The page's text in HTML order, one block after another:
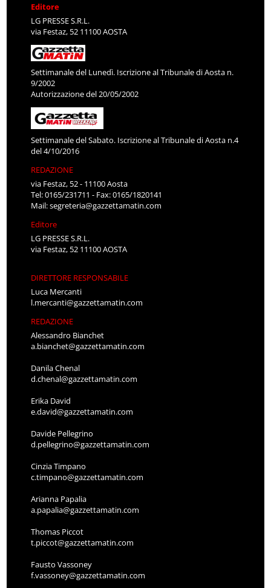
Editore
LG PRESSE S.R.L.
via Festaz, 52 11100 AOSTA
Settimanale del Lunedì. Iscrizione al Tribunale di Aosta n.
9/2002
Autorizzazione del 20/05/2002
Settimanale del Sabato. Iscrizione al Tribunale di Aosta n.4
del 4/10/2016
REDAZIONE
via Festaz, 52 - 11100 Aosta
Tel: 0165/231711 - Fax: 0165/1820141
Mail:segreteria@gazzettamatin.com
Editore
LG PRESSE S.R.L.
via Festaz, 52 11100 AOSTA
DIRETTORE RESPONSABILE
Luca Mercanti
l.mercanti@gazzettamatin.com
REDAZIONE
Alessandro Bianchet
a.bianchet@gazzettamatin.com
Danila Chenal
d.chenal@gazzettamatin.com
Erika David
e.david@gazzettamatin.com
Davide Pellegrino
d.pellegrino@gazzettamatin.com
Cinzia Timpano
c.timpano@gazzettamatin.com
Arianna Papalia
a.papalia@gazzettamatin.com
Thomas Piccot
t.piccot@gazzettamatin.com
Fausto Vassoney
f.vassoney@gazzettamatin.com